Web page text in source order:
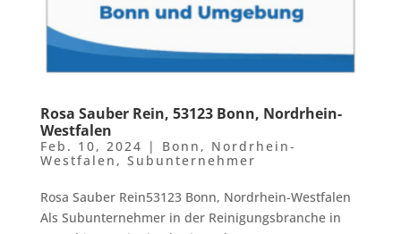
Rosa Sauber Rein, 53123 Bonn, Nordrhein-
Westfalen
Feb. 10, 2024 | Bonn , Nordrhein-
Westfalen , Subunternehmer
Rosa Sauber Rein53123 Bonn, Nordrhein-Westfalen
Als Subunternehmer in der Reinigungsbranche in